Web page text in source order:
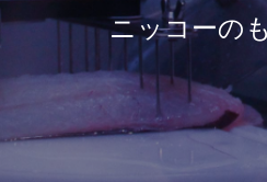
ニッコーの